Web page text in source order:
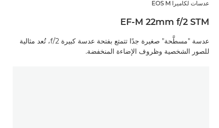
عدسات لكاميرا EOS M
EF-M 22mm f/2 STM
عدسة "مسطَّحة" صغيرة جدًا تتمتع بفتحة عدسة كبيرة f/2، تُعد مثالية
للصور الشخصية وظروف الإضاءة المنخفضة.